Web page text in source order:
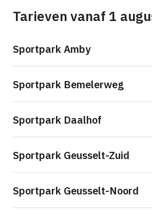
Tarieven vanaf 1
Sportpark Amby
Sportpark Bemelerweg
Sportpark Daalhof
Sportpark Geusselt-Zuid
Sportpark Geusselt-Noord